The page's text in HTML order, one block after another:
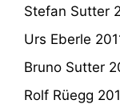
Stefan Sutter
Urs Eberle
Bruno Sutter
Rolf Rüegg